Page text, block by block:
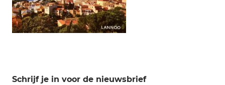
Schrijf je in voor de nieuwsbrief